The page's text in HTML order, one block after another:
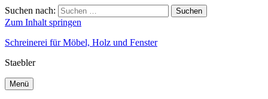
Suchen nach: Suchen
Zum Inhalt springen
Schreinerei für Möbel, Holz und Fenster
Staebler
Menü